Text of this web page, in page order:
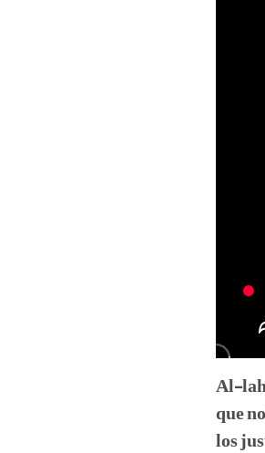
Al-lah
que
los